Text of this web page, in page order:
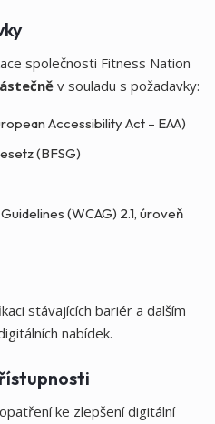
společnosti Fitness Nation
v souladu s požadavky:
Accessibility Act – EAA)
(BFSG)
(WCAG) 2.1, úroveň
stávajících bariér a dalším
nabídek.
ke zlepšení digitální